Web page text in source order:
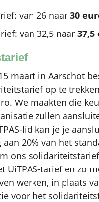
van 26 naar 30
van 32,5 naar 37,5
maart in Aarschot
op te
We maakten die
zullen
lid kan je je
aan 20% van het
ons
UiTPAS-tarief en zo
werken, in plaats
voor het